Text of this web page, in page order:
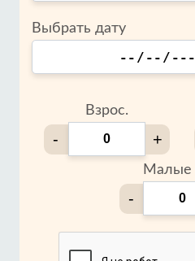
Выбрать дату
Взрос.
- +
Малые
-